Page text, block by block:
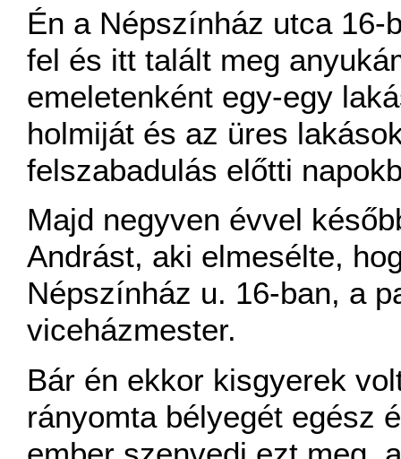
Én a Népszínház utca 16-
fel és itt talált meg
emeletenként egy-egy
holmiját és az üres
felszabadulás előtti
Majd negyven évvel
Andrást, aki elmesélte,
Népszínház u. 16-ban, a
viceházmester.
Bár én ekkor kisgyerek
rányomta bélyegét egész